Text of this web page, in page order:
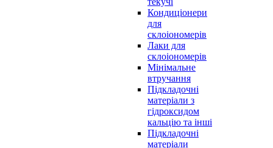
Кондиціонери
для
склоіономерів
Лаки для
склоіономерів
Мінімальне
втручання
Підкладочні
матеріали з
гідроксидом
кальцію та інші
Підкладочні
матеріали